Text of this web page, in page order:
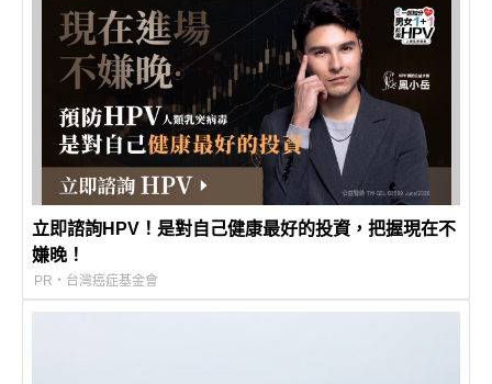
立即諮詢HPV！是對自己健康最好的投資，把握現在不
嫌晚！
PR・台灣癌症基金會